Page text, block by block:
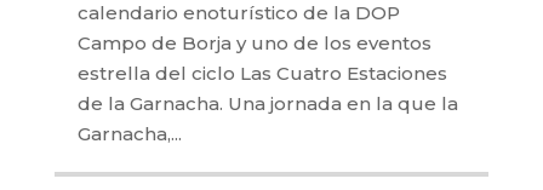
calendario enoturístico de la DOP
Campo de Borja y uno de los eventos
estrella del ciclo Las Cuatro Estaciones
de la Garnacha. Una jornada en la que la
Garnacha,...